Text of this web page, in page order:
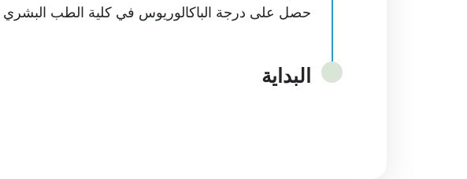
حصل على درجة الباكالوريوس في كلية الطب
البداية